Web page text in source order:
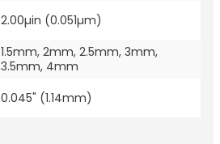
2.00µin (0.051µm)
1.5mm, 2mm, 2.5mm, 3mm,
3.5mm, 4mm
0.045" (1.14mm)